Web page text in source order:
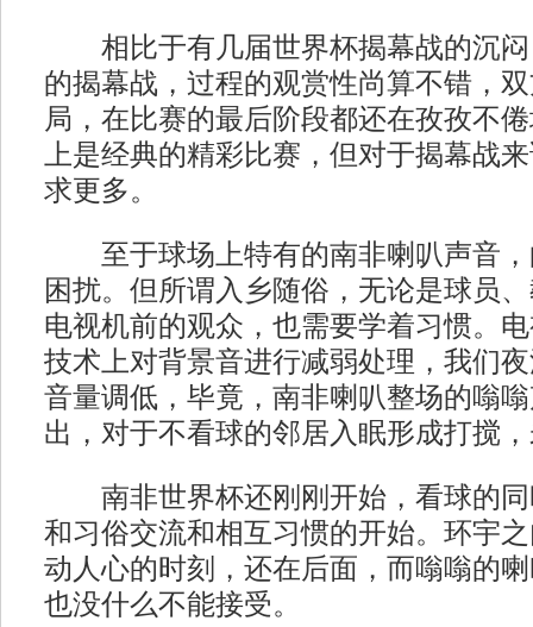
相比于有几届世界杯揭幕战的沉闷
的揭幕战，过程的观赏性尚算不错，
局，在比赛的最后阶段都还在孜孜不
上是经典的精彩比赛，但对于揭幕战
求更多。
至于球场上特有的南非喇叭声音，
困扰。但所谓入乡随俗，无论是球员
电视机前的观众，也需要学着习惯。
技术上对背景音进行减弱处理，我们
音量调低，毕竟，南非喇叭整场的嗡
出，对于不看球的邻居入眠形成打搅
南非世界杯还刚刚开始，看球的同
和习俗交流和相互习惯的开始。环宇
动人心的时刻，还在后面，而嗡嗡的
也没什么不能接受。